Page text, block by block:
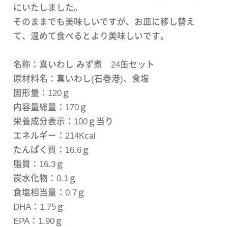
にいたしました。
そのままでも美味しいですが、お皿に移し替え
て、温めて食べるとより美味しいです。
名称：真いわし みず煮 24缶セット
原材料名：真いわし(石巻港)、食塩
固形量：120ｇ
内容量総量：170ｇ
栄養成分表示：100ｇ当り
エネルギー：214Kcal
たんぱく質：16.6ｇ
脂質：16.3ｇ
炭水化物：0.1ｇ
食塩相当量：0.7ｇ
DHA：1.75ｇ
EPA：1.90ｇ